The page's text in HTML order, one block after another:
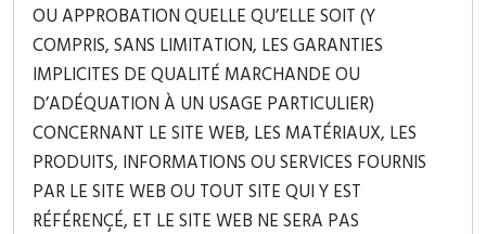
OU APPROBATION QUELLE QU’ELLE SOIT (Y
COMPRIS, SANS LIMITATION, LES GARANTIES
IMPLICITES DE QUALITÉ MARCHANDE OU
D’ADÉQUATION À UN USAGE PARTICULIER)
CONCERNANT LE SITE WEB, LES MATÉRIAUX, LES
PRODUITS, INFORMATIONS OU SERVICES FOURNIS
PAR LE SITE WEB OU TOUT SITE QUI Y EST
RÉFÉRENÇÉ, ET LE SITE WEB NE SERA PAS